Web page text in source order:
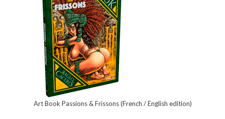
Art Book Passions & Frissons (French / English edition)